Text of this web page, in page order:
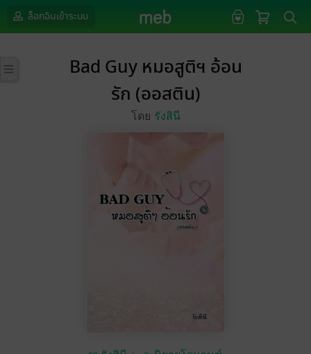
ล็อกอินเข้าระบบ
Bad Guy หมอสูติฯ อ้อน
รัก (ออสติน)
โดย รังสินี